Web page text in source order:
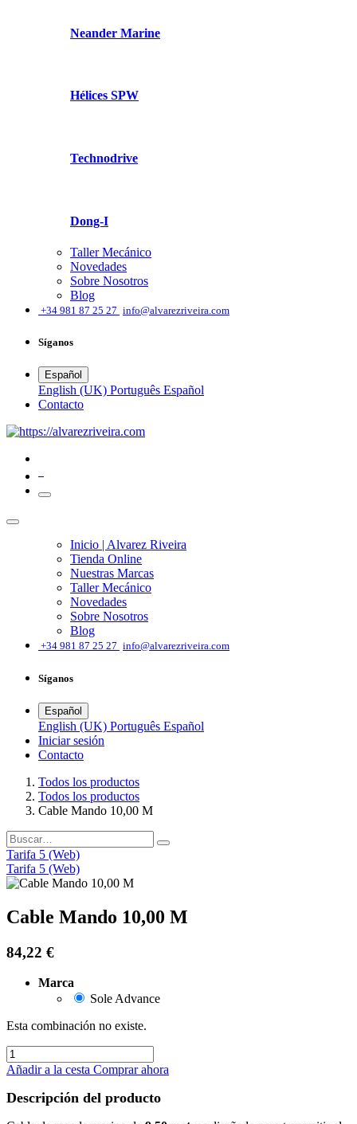
Neander Marine
Hélices SPW
Technodrive
Dong-I
Taller Mecánico
Novedades
Sobre Nosotros
Blog
+34 981 87 25 27 info@alvarezriveira.com
Síganos
Español
English (UK) Português Español
​Contacto
Inicio | Alvarez Riveira
Tienda Online
Nuestras Marcas
Taller Mecánico
Novedades
Sobre Nosotros
Blog
+34 981 87 25 27 info@alvarezriveira.com
Síganos
Español
English (UK) Português Español
Iniciar sesión
​Contacto
Todos los productos
Todos los productos
Cable Mando 10,00 M
Tarifa 5 (Web)
Tarifa 5 (Web)
Cable Mando 10,00 M
84,22 €
Marca
Sole Advance
Esta combinación no existe.
Añadir a la cesta Comprar ahora
Descripción del producto